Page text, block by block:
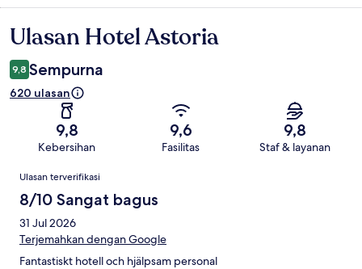
Ulasan
Ulasan Hotel Astoria
9,8 Sempurna
620 ulasan
9,8
Kebersihan
9,6
Fasilitas
9,8
Staf & layanan
Ulasan
Ulasan terverifikasi
8/10 Sangat bagus
31 Jul 2026
Terjemahkan dengan Google
Fantastiskt hotell och hjälpsam personal